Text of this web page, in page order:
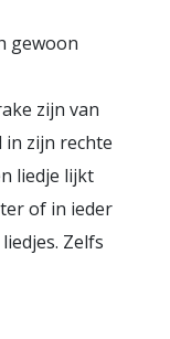
gewoon
zijn van
in zijn rechte
liedje lijkt
of in ieder
Zelfs